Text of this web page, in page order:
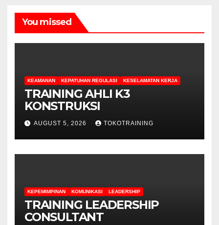
You missed
KEAMANAN KEPATUHAN REGULASI KESELAMATAN KERJA
TRAINING AHLI K3
KONSTRUKSI
AUGUST 5, 2026 TOKOTRAINING
KEPEMIMPINAN KOMUNIKASI LEADERSHIP
TRAINING LEADERSHIP
CONSULTANT